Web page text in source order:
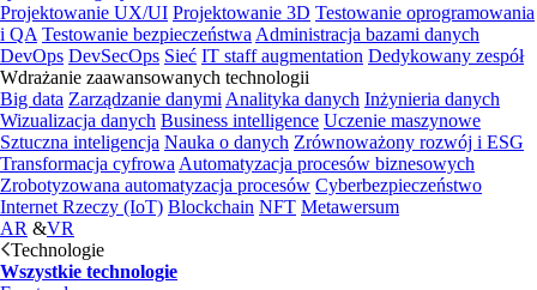
Projektowanie UX/UI Projektowanie 3D Testowanie oprogramowania
i QA Testowanie bezpieczeństwa Administracja bazami danych
DevOps DevSecOps Sieć IT staff augmentation Dedykowany zespół
Wdrażanie zaawansowanych technologii
Big data Zarządzanie danymi Analityka danych Inżynieria danych
Wizualizacja danych Business intelligence Uczenie maszynowe
Sztuczna inteligencja Nauka o danych Zrównoważony rozwój i ESG
Transformacja cyfrowa Automatyzacja procesów biznesowych
Zrobotyzowana automatyzacja procesów Cyberbezpieczeństwo
Internet Rzeczy (IoT) Blockchain NFT Metawersum
AR &VR
Technologie
Wszystkie technologie